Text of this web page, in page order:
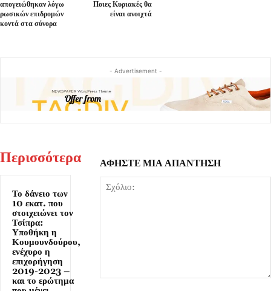
απογειώθηκαν λόγω
ρωσικών επιδρομών
κοντά στα σύνορα
Ποιες Κυριακές θα
είναι ανοιχτά
- Advertisement -
Περισσότερα
Το δάνειο των
10 εκατ. που
στοιχειώνει τον
Τσίπρα:
Υποθήκη η
Κουμουνδούρου,
ενέχυρο η
επιχορήγηση
2019-2023 –
και το ερώτημα
ΑΦΗΣΤΕ ΜΙΑ ΑΠΑΝΤΗΣΗ